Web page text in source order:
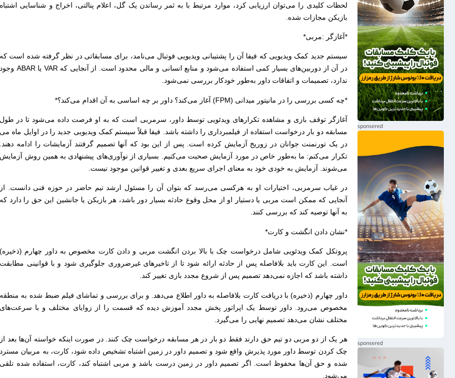
لحظات کلیدی را می‌توان ارزیابی کرد، موارد مرتبط با به ثمر رساندن یک گل، اعلام پنالتی، اخراج و شناسایی اشتباه
بازیکن مجازات شده.
*آغازگر :مربی*
سیستم جدید کمک ویدیویی که فیفا آن را پشتیبانی ویدیویی فوتبال می‌نامد، برای مسابقاتی در نظر گرفته شده است که
در آن از دوربین‌های بسیار کمی استفاده می‌شود و منابع انسانی و مالی محدود است. از آنجایی که VAR یا ABAR وجود
ندارد، تصمیمات و اتفاقات داور به‌طور خودکار بررسی نمی‌شود.
*چه کسی بررسی را در مانیتور میدانی (FPM) آغاز می‌کند؟ داور بر چه اساسی به آن اقدام می‌کند؟*
آغازگر توقف بازی و مشاهده تکرارهای ویدئویی توسط داور، سرمربی است که به او فرصت داده می‌شود تا در طول
مسابقه دو بار درخواست استفاده از فیلمبرداری را داشته باشد. فیفا قبلاً سیستم کمک ویدیویی جدید را در اوایل ماه می‌
در یک تورنمنت جوانان در زوریخ آزمایش کرده است. پس از این بود که آنها تصمیم گرفتند آزمایشات را ادامه دهند.
تکرار می‌کنم: ما به‌طور خاص در مورد آزمایش صحبت می‌کنیم. بسیاری از نوآوری‌های پیشنهادی به همین روش آزمایش
می‌شوند. آزمایش به خودی خود به معنای اجرای سریع بعدی و تغییر قوانین موجود نیست.
در غیاب سرمربی، اختیارات او به هرکسی می‌رسد که بتوان آن را مسئول ارشد تیم حاضر در حوزه فنی دانست. از
آنجایی که ممکن است مربی یا دستیار او از محل وقوع حادثه بسیار دور باشد، هر بازیکن یا جانشین این حق را دارد که
به آنها توصیه کند که بررسی کنند.
*نشان دادن انگشت و کارت*
پروتکل کمک ویدئویی شامل درخواست چک با بالا بردن انگشت مربی و دادن کارت مخصوص به داور چهارم (ذخیره)
است. این کارت باید بلافاصله پس از حادثه ارائه شود تا از تاخیرهای غیرضروری جلوگیری شود و با قوانینی مطابقت
داشته باشد که اجازه نمی‌دهد تصمیم پس از شروع مجدد بازی تغییر کند.
داور چهارم (ذخیره) با دریافت کارت بلافاصله به داور اطلاع می‌دهد. و برای بررسی و تماشای فیلم ضبط شده به منطقه
مخصوص می‌رود. داور توسط یک اپراتور پخش مجدد آموزش دیده که قسمت را از زوایای مختلف و با سرعت‌های
مختلف نشان می‌دهد تصمیم نهایی را می‌گیرد.
هر یک از دو مربی دو تیم حق دارند فقط دو بار در هر مسابقه درخواست چک کنند. در صورت اینکه خواسته آن‌ها بعد از
چک کردن توسط داور مورد پذیرش واقع شود و تصمیم داور در زمین اشتباه تشخیص داده شود، کارت، به مربیان مسترد
شده و حق آن‌ها محفوظ است. اگر تصمیم داور در زمین درست باشد و مربی اشتباه کند، کارت، استفاده شده تلقی
می‌شود.